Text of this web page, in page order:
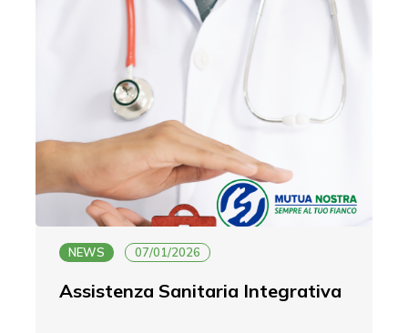
NEWS 07/01/2026
Assistenza Sanitaria Integrativa